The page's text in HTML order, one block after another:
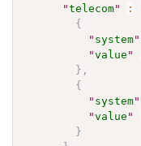
"telecom" :
{
" system"
"value "
} ,
{
" system"
"value "
}